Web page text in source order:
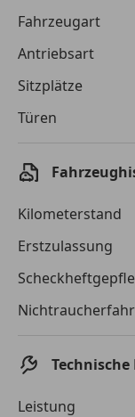
Laufzeit
Kreditbetrag
Zu zahlender
Gesamtbetrag
Effektivzinsatz
Sollzinssatz
Monatliche
von der von Ihnen
Fahrzeugart
Antriebsart
Sitzplätze
Türen
Kilometerstand
Erstzulassung
Technische
Leistung